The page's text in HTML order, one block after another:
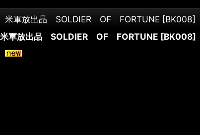
米軍放出品 SOLDIER OF FORTUNE [BK008]
米軍放出品 SOLDIER OF FORTUNE [BK008]